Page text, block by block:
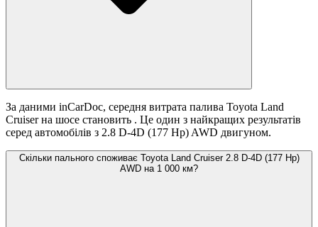
За даними inCarDoc, середня витрата палива Toyota Land
Cruiser на шосе становить . Це один з найкращих результатів
серед автомобілів з 2.8 D-4D (177 Hp) AWD двигуном.
Скільки пального споживає Toyota Land Cruiser 2.8 D-4D (177 Hp)
AWD на 1 000 км?